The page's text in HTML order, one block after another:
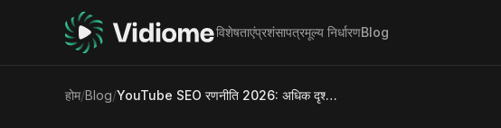
विशेषताएंप्रशंसापत्रमूल्य निर्धारणBlog
होम/Blog/ YouTube SEO रणनीति 2026: अधिक दृश्य प्राप्त करें और एक ट्रैफ़िक इंजन बनाएं